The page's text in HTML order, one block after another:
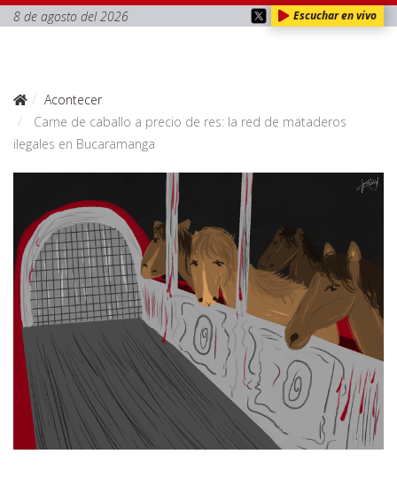
8 de agosto del 2026 Escuchar en vivo
Acontecer
Carne de caballo a precio de res: la red de mataderos
ilegales en Bucaramanga